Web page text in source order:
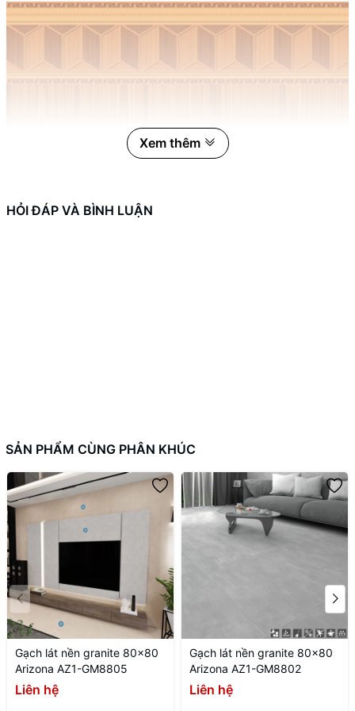
Mã sản phẩm CT 5085-01N
Nhóm sản phẩm
Gạch Toko 500x850
Chủng loại
Gạch Ceramic
Tên thương hiệu TOKO
Xem thêm
HỎI ĐÁP VÀ BÌNH LUẬN
SẢN PHẨM CÙNG PHÂN KHÚC
Gạch lát nền granite 80x80
Arizona AZ1-GM8805
Liên hệ
Gạch lát nền granite 80x80
Arizona AZ1-GM8802
Liên hệ